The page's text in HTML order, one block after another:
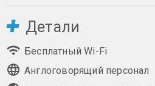
Детали
Бесплатный Wi-Fi
Англоговорящий персонал